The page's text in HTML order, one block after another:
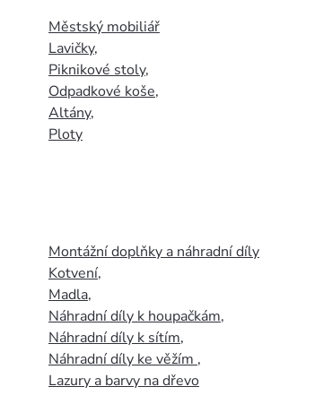
Městský mobiliář
Lavičky,
Piknikové stoly,
Odpadkové koše,
Altány,
Ploty
Montážní doplňky a náhradní díly
Kotvení,
Madla,
Náhradní díly k houpačkám,
Náhradní díly k sítím,
Náhradní díly ke věžím ,
Lazury a barvy na dřevo